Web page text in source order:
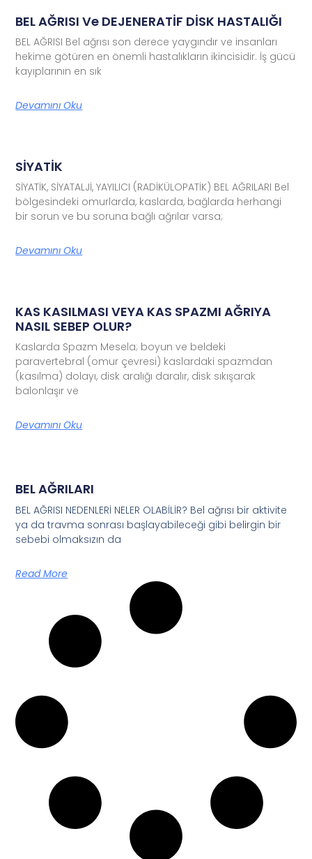
BEL AĞRISI Ve DEJENERATİF DİSK HASTALIĞI
BEL AĞRISI Bel ağrısı son derece yaygındır ve insanları
hekime götüren en önemli hastalıkların ikincisidir. İş gücü
kayıplarının en sık
Devamını Oku
SİYATİK
SİYATİK, SİYATALJİ, YAYILICI (RADİKÜLOPATİK) BEL AĞRILARI Bel
bölgesindeki omurlarda, kaslarda, bağlarda herhangi
bir sorun ve bu soruna bağlı ağrılar varsa;
Devamını Oku
KAS KASILMASI VEYA KAS SPAZMI AĞRIYA
NASIL SEBEP OLUR?
Kaslarda Spazm Mesela; boyun ve beldeki
paravertebral (omur çevresi) kaslardaki spazmdan
(kasılma) dolayı, disk aralığı daralır, disk sıkışarak
balonlaşır ve
Devamını Oku
BEL AĞRILARI
BEL AĞRISI NEDENLERİ NELER OLABİLİR? Bel ağrısı bir aktivite
ya da travma sonrası başlayabileceği gibi belirgin bir
sebebi olmaksızın da
Read More